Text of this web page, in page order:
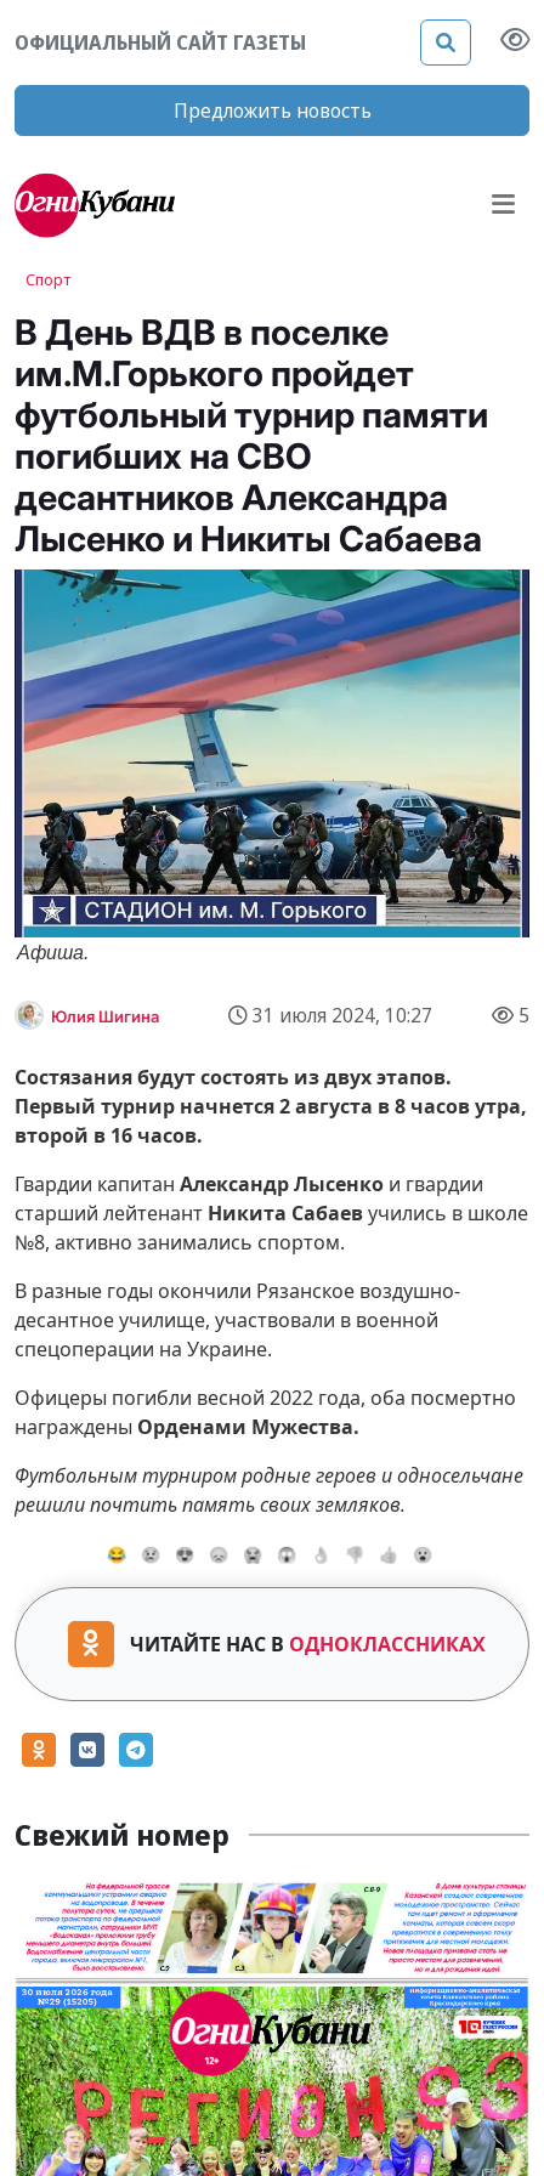
ОФИЦИАЛЬНЫЙ САЙТ ГАЗЕТЫ
Предложить новость
Спорт
В День ВДВ в поселке
им.М.Горького пройдет
футбольный турнир памяти
погибших на СВО
десантников Александра
Лысенко и Никиты Сабаева
Афиша.
Юлия Шигина 31 июля 2024, 10:27 5
Состязания будут состоять из двух этапов.
Первый турнир начнется 2 августа в 8 часов утра,
второй в 16 часов.
Гвардии капитан Александр Лысенко и гвардии
старший лейтенант Никита Сабаевучились в школе
№8, активно занимались спортом.
В разные годы окончили Рязанское воздушно-
десантное училище, участвовали в военной
спецоперации на Украине.
Офицеры погибли весной 2022 года, оба посмертно
награждены Орденами Мужества.
Футбольным турниром родные героев и односельчане
решили почтить память своих земляков.
😂 😢 😍 😞 😭 😱 👌 👎 👍 😮
ЧИТАЙТЕ НАС В ОДНОКЛАССНИКАХ
Свежий номер